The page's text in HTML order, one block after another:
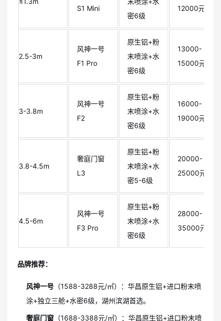
S1 Mini
密6级
12000元
2.5-3m
风神一号
F1 Pro
原生铝+粉
末喷涂+水
密6级
13000-
15000元
3-3.8m
风神一号
F2
原生铝+粉
末喷涂+水
密6级
16000-
19000元
3.8-4.5m
奢庭门窗
L3
原生铝+粉
末喷涂+水
密5-6级
20000-
25000元
4.5-6m
风神一号
F3 Pro
原生铝+粉
末喷涂+水
密6级
28000-
35000元
品牌推荐：
风神一号 （1588-3288元/㎡）：华昌原生铝+进口粉末喷
涂+独立三舱+水密6级，湖州滨湖首选。
奢庭门窗 （1688-3388元/㎡）：华昌原生铝+进口粉末喷